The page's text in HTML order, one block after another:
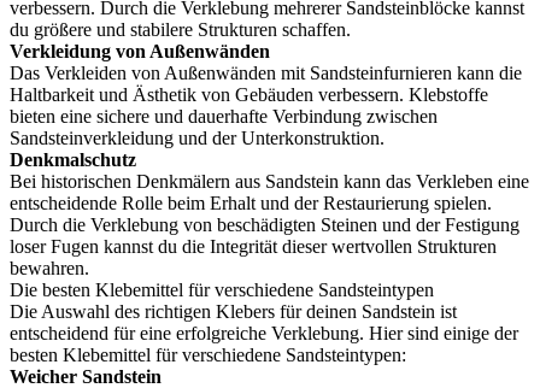
verbessern. Durch die Verklebung mehrerer Sandsteinblöcke kannst
du größere und stabilere Strukturen schaffen.
Verkleidung von Außenwänden
Das Verkleiden von Außenwänden mit Sandsteinfurnieren kann die
Haltbarkeit und Ästhetik von Gebäuden verbessern. Klebstoffe
bieten eine sichere und dauerhafte Verbindung zwischen
Sandsteinverkleidung und der Unterkonstruktion.
Denkmalschutz
Bei historischen Denkmälern aus Sandstein kann das Verkleben eine
entscheidende Rolle beim Erhalt und der Restaurierung spielen.
Durch die Verklebung von beschädigten Steinen und der Festigung
loser Fugen kannst du die Integrität dieser wertvollen Strukturen
bewahren.
Die besten Klebemittel für verschiedene Sandsteintypen
Die Auswahl des richtigen Klebers für deinen Sandstein ist
entscheidend für eine erfolgreiche Verklebung. Hier sind einige der
besten Klebemittel für verschiedene Sandsteintypen:
Weicher Sandstein